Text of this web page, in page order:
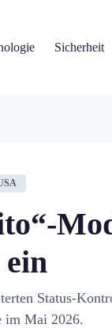
Sicherheit
Status-
im Mai 2026.